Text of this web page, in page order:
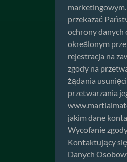
przekazać
ochrony danych
określonym
rejestracja na
zgody na
żądania
przetwarzania
jakim dane
Wycofanie
Kontaktujący
Danych